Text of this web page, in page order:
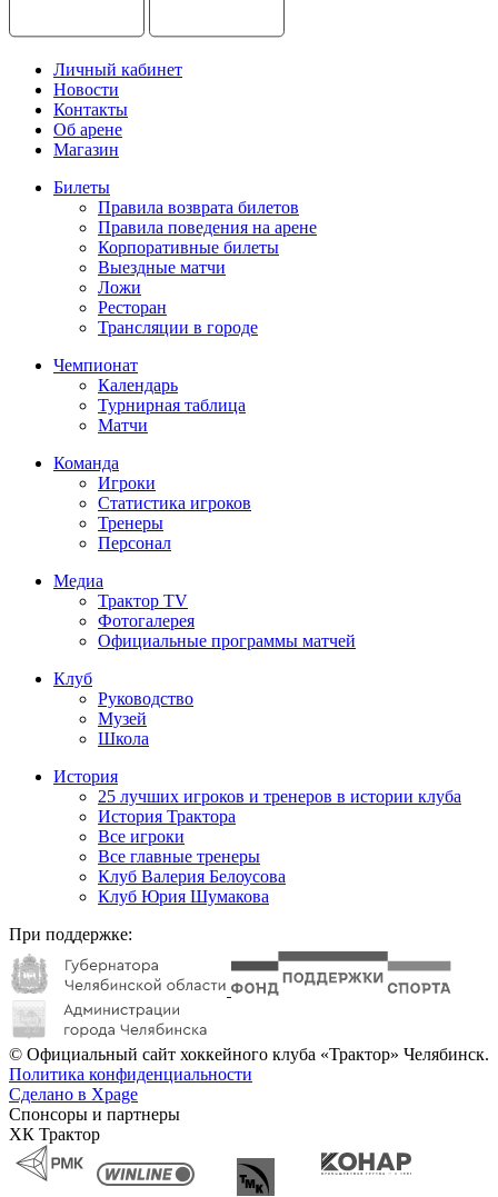
Личный кабинет
Новости
Контакты
Об арене
Магазин
Билеты
Правила возврата билетов
Правила поведения на арене
Корпоративные билеты
Выездные матчи
Ложи
Ресторан
Трансляции в городе
Чемпионат
Календарь
Турнирная таблица
Матчи
Команда
Игроки
Статистика игроков
Тренеры
Персонал
Медиа
Трактор TV
Фотогалерея
Официальные программы матчей
Клуб
Руководство
Музей
Школа
История
25 лучших игроков и тренеров в истории клуба
История Трактора
Все игроки
Все главные тренеры
Клуб Валерия Белоусова
Клуб Юрия Шумакова
При поддержке:
© Официальный сайт хоккейного клуба «Трактор» Челябинск.
Политика конфиденциальности
Сделано в Xpage
Спонсоры и партнеры
ХК Трактор